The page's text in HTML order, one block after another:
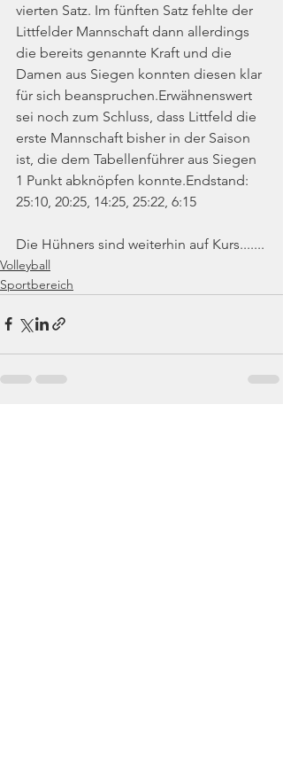
vierten Satz. Im fünften Satz fehlte der
Littfelder Mannschaft dann allerdings
die bereits genannte Kraft und die
Damen aus Siegen konnten diesen klar
für sich beanspruchen.Erwähnenswert
sei noch zum Schluss, dass Littfeld die
erste Mannschaft bisher in der Saison
ist, die dem Tabellenführer aus Siegen
1 Punkt abknöpfen konnte.Endstand:
25:10, 20:25, 14:25, 25:22, 6:15
Die Hühners sind weiterhin auf Kurs.......
Volleyball
Sportbereich